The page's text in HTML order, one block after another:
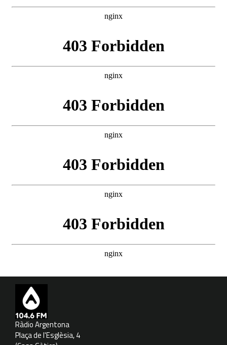
Ràdio Argentona
Plaça de l'Esglèsia, 4